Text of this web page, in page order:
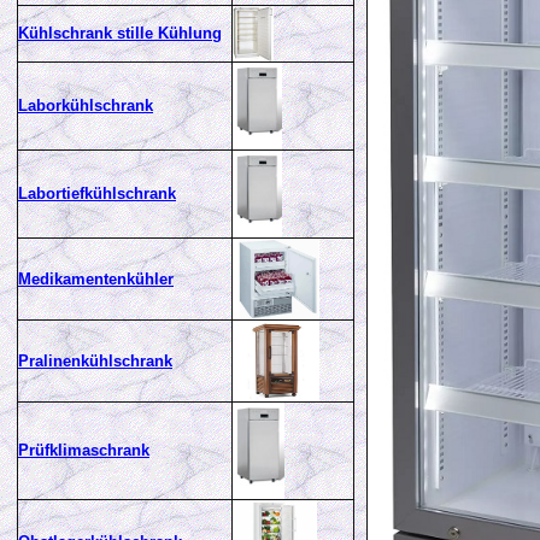
Kühlschrank stille Kühlung
Laborkühlschrank
Labortiefkühlschrank
Medikamentenkühler
Pralinenkühlschrank
Prüfklimaschrank